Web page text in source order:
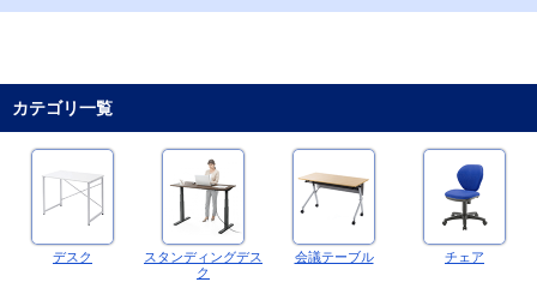
カテゴリ一覧
デスク
スタンディングデス
ク
会議テーブル チェア